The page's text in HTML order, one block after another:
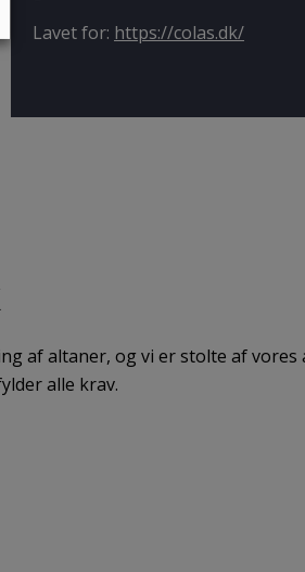
Lavet for: https://colas.dk/
af altaner, og vi er stolte af vores
alle krav.